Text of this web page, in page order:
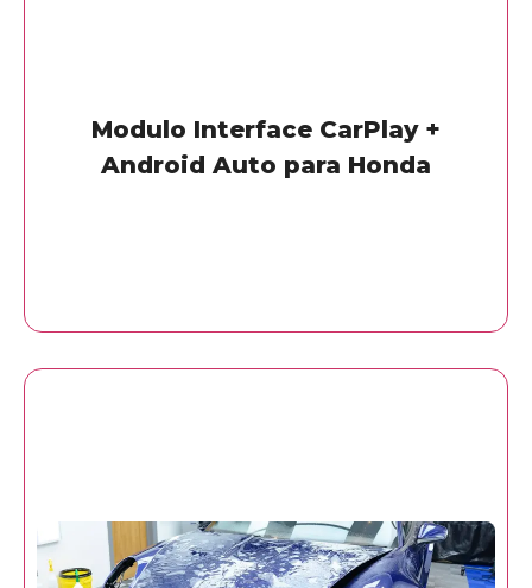
Modulo Interface CarPlay +
Android Auto para Honda